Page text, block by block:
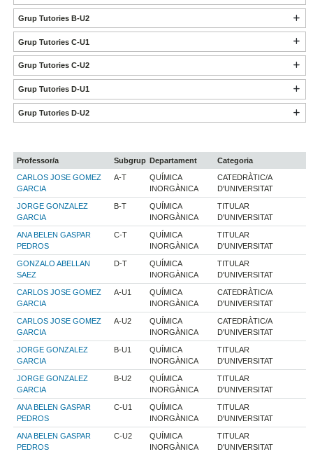
Grup Tutories B-U2
Grup Tutories C-U1
Grup Tutories C-U2
Grup Tutories D-U1
Grup Tutories D-U2
Professor/a Subgrup Departament
Categoria
CARLOS JOSE GOMEZ
GARCIA
A-T
QUÍMICA
INORGÀNICA
CATEDRÀTIC/A
D'UNIVERSITAT
JORGE GONZALEZ
GARCIA
B-T
QUÍMICA
INORGÀNICA
TITULAR
D'UNIVERSITAT
ANA BELEN GASPAR
PEDROS
C-T
QUÍMICA
INORGÀNICA
TITULAR
D'UNIVERSITAT
GONZALO ABELLAN
SAEZ
D-T
QUÍMICA
INORGÀNICA
TITULAR
D'UNIVERSITAT
CARLOS JOSE GOMEZ
GARCIA
A-U1
QUÍMICA
INORGÀNICA
CATEDRÀTIC/A
D'UNIVERSITAT
CARLOS JOSE GOMEZ
GARCIA
A-U2
QUÍMICA
INORGÀNICA
CATEDRÀTIC/A
D'UNIVERSITAT
JORGE GONZALEZ
GARCIA
B-U1
QUÍMICA
INORGÀNICA
TITULAR
D'UNIVERSITAT
JORGE GONZALEZ
GARCIA
B-U2
QUÍMICA
INORGÀNICA
TITULAR
D'UNIVERSITAT
ANA BELEN GASPAR
PEDROS
C-U1
QUÍMICA
INORGÀNICA
TITULAR
D'UNIVERSITAT
ANA BELEN GASPAR
PEDROS
C-U2
QUÍMICA
INORGÀNICA
TITULAR
D'UNIVERSITAT